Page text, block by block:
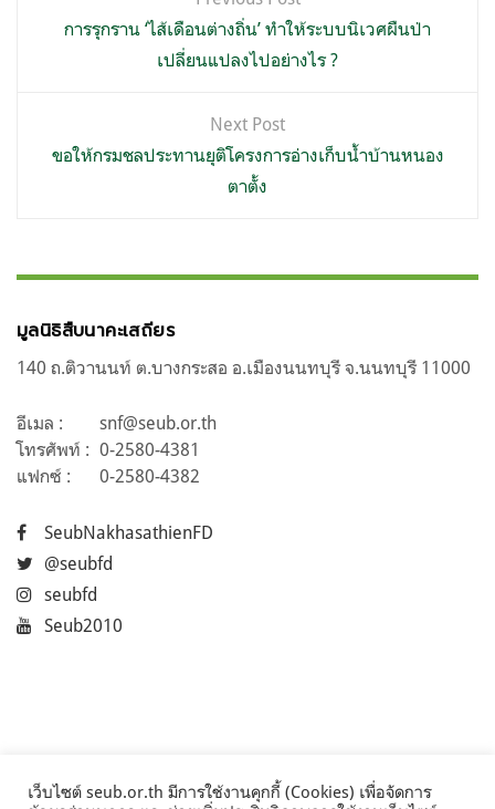
เรื่องการรุกราน ‘ไส้เดือนต่างถิ่น’ ทำให้ระบบนิเวศผืนป่า
เปลี่ยนแปลงไปอย่างไร ?
Next Post
ขอให้กรมชลประทานยุติโครงการอ่างเก็บน้ำบ้านหนอง
ตาตั้ง
มูลนิธิสืบนาคะเสถียร
140 ถ.ติวานนท์ ต.บางกระสอ อ.เมืองนนทบุรี จ.นนทบุรี 11000
อีเมล :
snf@seub.or.th
โทรศัพท์ : 0-2580-4381
แฟกซ์ :
0-2580-4382
SeubNakhasathienFD
@seubfd
seubfd
Seub2010
เว็บไซต์ seub.or.th มีการใช้งานคุกกี้ (Cookies) เพื่อจัดการ